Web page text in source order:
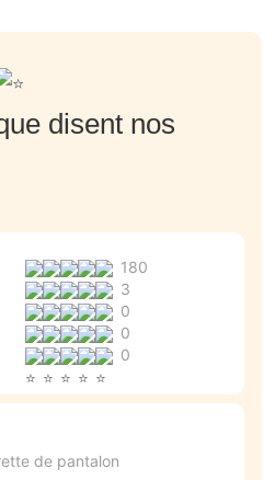
disent nos
180
3
0
0
0
de pantalon